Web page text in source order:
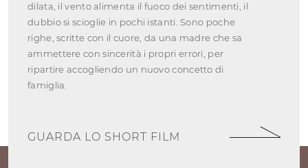
dilata, il vento alimenta il fuoco dei sentimenti, il
dubbio si scioglie in pochi istanti. Sono poche
righe, scritte con il cuore, da una madre che sa
ammettere con sincerità i propri errori, per
ripartire accogliendo un nuovo concetto di
famiglia.
GUARDA LO SHORT FILM